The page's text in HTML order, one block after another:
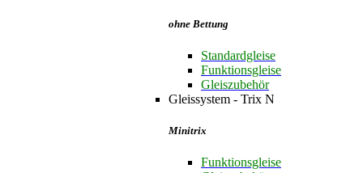
ohne Bettung
Standardgleise
Funktionsgleise
Gleiszubehör
Gleissystem - Trix N
Minitrix
Funktionsgleise